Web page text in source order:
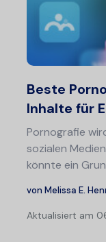
Beste
Inhalte für
Pornografie
sozialen
könnte ein
von Melissa E.
Aktualisiert am